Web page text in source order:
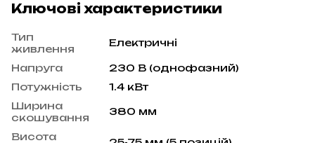
Ключові характеристики
Тип
живлення
Електричні
Напруга
230 В (однофазний)
Потужність
1.4 кВт
Ширина
скошування
380 мм
Висота